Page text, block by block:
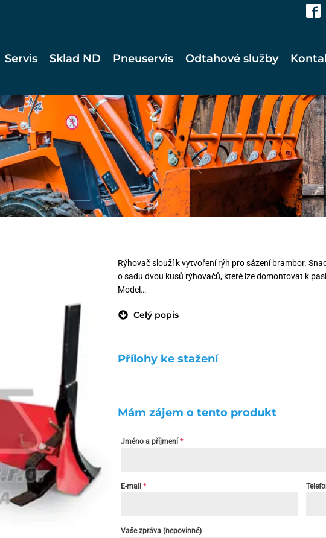
Servis Sklad ND Pneuservis Odtahové služby
Rýhovač slouží k vytvoření rýh pro sázení brambor.
o sadu dvou kusů rýhovačů, které lze domontovat k
Model…
Celý popis
Přílohy ke stažení
Mám zájem o tento produkt
Jméno a příjmení *
E-mail *
Vaše zpráva (nepovinné)